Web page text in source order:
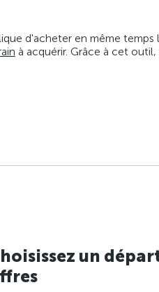
d'acheter en même
à acquérir. Grâce à cet
un